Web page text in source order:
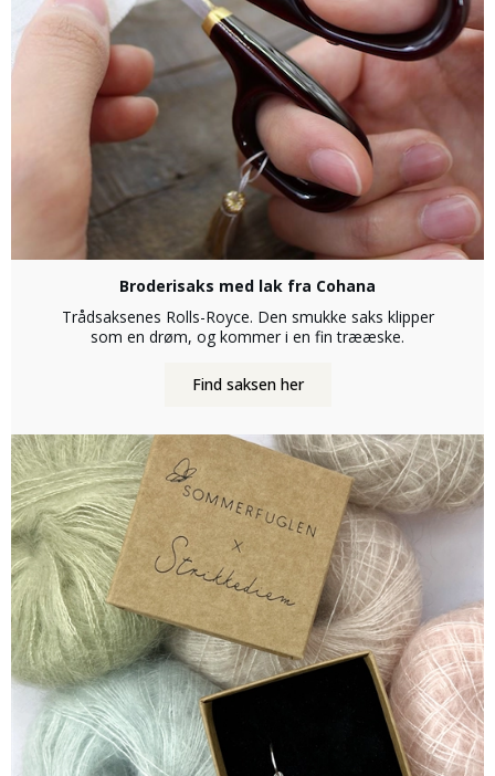
Broderisaks med lak fra Cohana
Trådsaksenes Rolls-Royce. Den smukke saks klipper
som en drøm, og kommer i en fin trææske.
Find saksen her